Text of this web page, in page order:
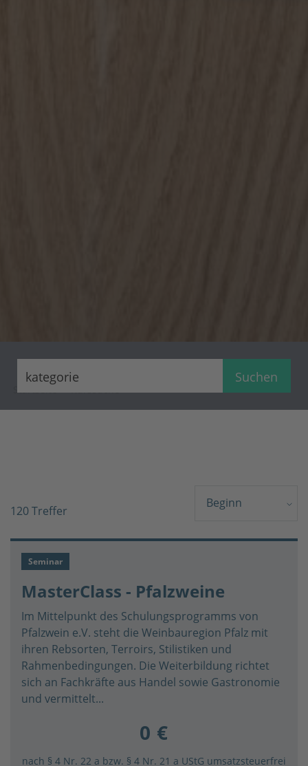
Suchen
Startseite Kurssuche
120 Treffer
Beginn
Seminar
MasterClass - Pfalzweine
Im Mittelpunkt des Schulungsprogramms von
Pfalzwein e.V. steht die Weinbauregion Pfalz mit
ihren Rebsorten, Terroirs, Stilistiken und
Rahmenbedingungen. Die Weiterbildung richtet
sich an Fachkräfte aus Handel sowie Gastronomie
und vermittelt...
0 €
nach § 4 Nr. 22 a bzw. § 4 Nr. 21 a UStG umsatzsteuerfrei